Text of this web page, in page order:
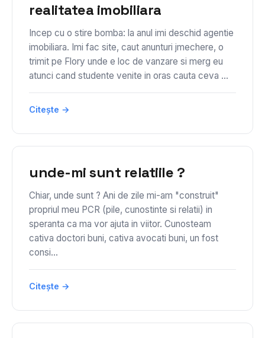
realitatea imobiliara
Incep cu o stire bomba: la anul imi deschid agentie
imobiliara. Imi fac site, caut anunturi jmechere, o
trimit pe Flory unde e loc de vanzare si merg eu
atunci cand studente venite in oras cauta ceva ...
Citește →
unde-mi sunt relatiile ?
Chiar, unde sunt ? Ani de zile mi-am "construit"
propriul meu PCR (pile, cunostinte si relatii) in
speranta ca ma vor ajuta in viitor. Cunosteam
cativa doctori buni, cativa avocati buni, un fost
consi...
Citește →